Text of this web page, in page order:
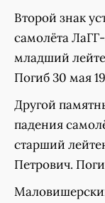
Второй знак
самолёта
младший
Погиб 30 мая
Другой
падения
старший
Петрович.